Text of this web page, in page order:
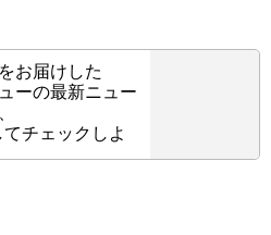
お届けした
ーの最新ニュー
てチェックしよ